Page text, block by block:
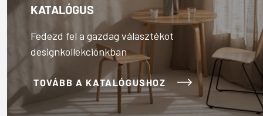
KATALÓGUS
Fedezd fel a gazdag választékot
designkollekciónkban
TOVÁBB A KATALÓGUSHOZ